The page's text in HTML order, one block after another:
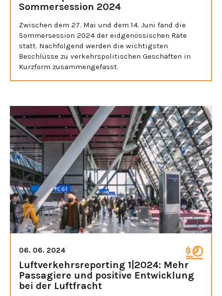
Sommersession 2024
Zwischen dem 27. Mai und dem 14. Juni fand die
Sommersession 2024 der eidgenössischen Räte
statt. Nachfolgend werden die wichtigsten
Beschlüsse zu verkehrspolitischen Geschäften in
Kurzform zusammengefasst.
06. 06. 2024
Luftverkehrsreporting 1|2024: Mehr
Passagiere und positive Entwicklung
bei der Luftfracht